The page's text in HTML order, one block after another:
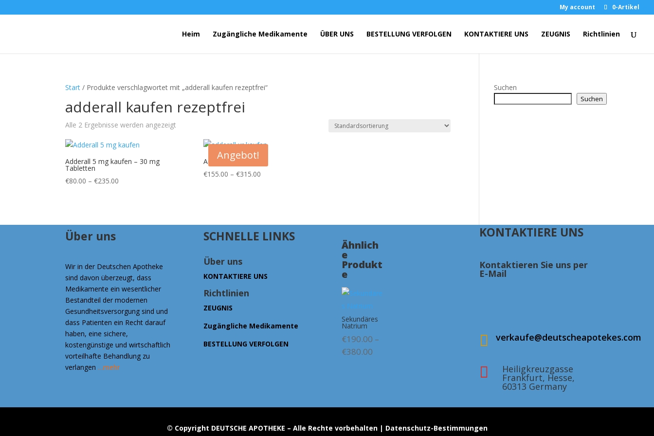
My account 0-Artikel
Heim Zugängliche Medikamente ÜBER UNS BESTELLUNG VERFOLGEN KONTAKTIERE UNS ZEUGNIS Richtlinien
Start / Produkte verschlagwortet mit „adderall kaufen rezeptfrei“
adderall kaufen rezeptfrei
Alle 2 Ergebnisse werden angezeigt
Adderall 5 mg kaufen – 30 mg
Tabletten
€80.00 –€235.00
Angebot!
Adderall XR 10 mg
€155.00 – €315.00Preisspanne:
Suchen
Suchen
Über uns
Wir in der Deutschen Apotheke
sind davon überzeugt, dass
Medikamente ein wesentlicher
Bestandteil der modernen
Gesundheitsversorgung sind und
dass Patienten ein Recht darauf
haben, eine sichere,
kostengünstige und wirtschaftlich
vorteilhafte Behandlung zu
verlangen …mehr
SCHNELLE LINKS
Über uns
KONTAKTIERE UNS
Richtlinien
ZEUGNIS
Zugängliche Medikamente
BESTELLUNG VERFOLGEN
Ähnlich
e
Produkt
e
Sekundäres
Natrium
€190.00 –
€380.00Preisspanne:
KONTAKTIERE UNS
Kontaktieren Sie uns per
E-Mail
 verkaufe@deutscheapotekes.com
 Heiligkreuzgasse
Frankfurt, Hesse,
60313 Germany
© Copyright DEUTSCHE APOTHEKE – Alle Rechte vorbehalten | Datenschutz-Bestimmungen